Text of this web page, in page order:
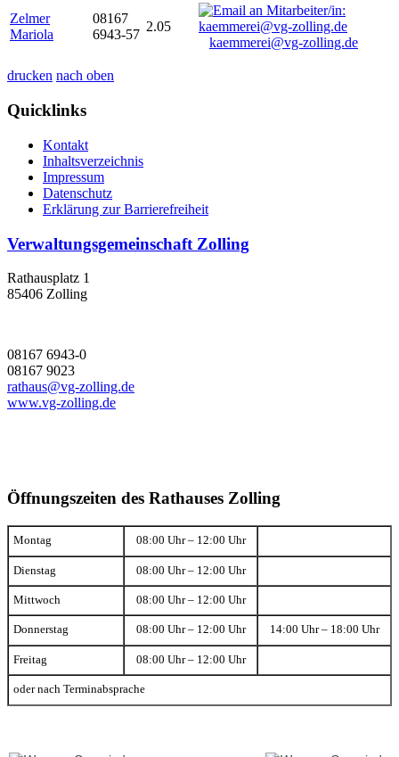
Zelmer
Mariola
08167
6943-57
2.05
kaemmerei@vg-zolling.de
drucken nach oben
Quicklinks
Kontakt
Inhaltsverzeichnis
Impressum
Datenschutz
Erklärung zur Barrierefreiheit
Verwaltungsgemeinschaft Zolling
Rathausplatz 1
85406 Zolling
08167 6943-0
08167 9023
rathaus@vg-zolling.de
www.vg-zolling.de
Öffnungszeiten des Rathauses Zolling
Montag 08:00 Uhr – 12:00 Uhr
Dienstag 08:00 Uhr – 12:00 Uhr
Mittwoch 08:00 Uhr – 12:00 Uhr
Donnerstag 08:00 Uhr – 12:00 Uhr 14:00 Uhr – 18:00 Uhr
Freitag 08:00 Uhr – 12:00 Uhr
oder nach Terminabsprache